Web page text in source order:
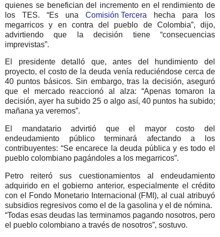
quienes se benefician del incremento en el rendimiento de
los TES. “Es una Comisión Tercera hecha para los
megarricos y en contra del pueblo de Colombia”, dijo,
advirtiendo que la decisión tiene “consecuencias
imprevistas”.
El presidente detalló que, antes del hundimiento del
proyecto, el costo de la deuda venía reduciéndose cerca de
40 puntos básicos. Sin embargo, tras la decisión, aseguró
que el mercado reaccionó al alza: “Apenas tomaron la
decisión, ayer ha subido 25 o algo así, 40 puntos ha subido;
mañana ya veremos”.
El mandatario advirtió que el mayor costo del
endeudamiento público terminará afectando a los
contribuyentes: “Se encarece la deuda pública y es todo el
pueblo colombiano pagándoles a los megarricos”.
Petro reiteró sus cuestionamientos al endeudamiento
adquirido en el gobierno anterior, especialmente el crédito
con el Fondo Monetario Internacional (FMI), al cual atribuyó
subsidios regresivos como el de la gasolina y el de nómina.
“Todas esas deudas las terminamos pagando nosotros, pero
el pueblo colombiano a través de nosotros”, sostuvo.